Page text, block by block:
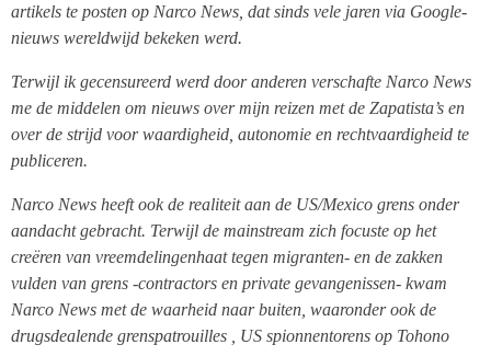
artikels te posten op Narco News, dat sinds vele jaren via Google-
nieuws wereldwijd bekeken werd.
Terwijl ik gecensureerd werd door anderen verschafte Narco News
me de middelen om nieuws over mijn reizen met de Zapatista’s en
over de strijd voor waardigheid, autonomie en rechtvaardigheid te
publiceren.
Narco News heeft ook de realiteit aan de US/Mexico grens onder
aandacht gebracht. Terwijl de mainstream zich focuste op het
creëren van vreemdelingenhaat tegen migranten- en de zakken
vulden van grens -contractors en private gevangenissen- kwam
Narco News met de waarheid naar buiten, waaronder ook de
drugsdealende grenspatrouilles , US spionnentorens op Tohono